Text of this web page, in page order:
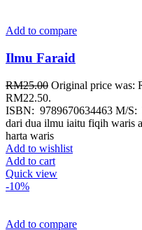
Add to compare
Ilmu Faraid
RM25.00 Original price was:
RM22.50.
ISBN: 9789670634463 M/S:
dari dua ilmu iaitu fiqih waris
harta waris
Add to wishlist
Add to cart
Quick view
-10%
Add to compare